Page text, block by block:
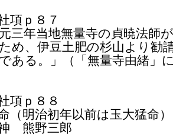
項ｐ８７
三年当地無量寺の貞暁法師
め、伊豆土肥の杉山より勧
ある。」（「無量寺由緒」
項ｐ８８
明治初年以前は玉大猛命）
熊野三郎